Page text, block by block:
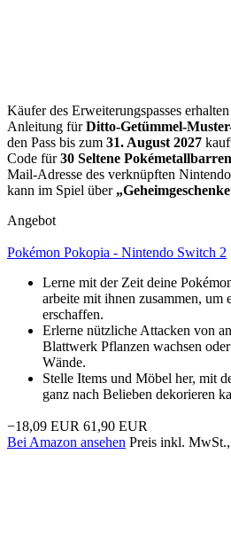
Käufer des Erweiterungspasses
Anleitung fürDitto-Getümmel-
den Pass bis zum 31. August 2027
Code für30 Seltene Pokémetallbarren
Mail-Adresse des verknüpften
kann im Spiel über
Angebot
Pokémon Pokopia - Nintendo Switch 2
Lerne mit der Zeit deine
arbeite mit ihnen zusammen, um
erschaffen.
Erlerne nützliche Attacken von
Blattwerk Pflanzen wachsen
Wände.
Stelle Items und Möbel her, mit
ganz nach Belieben dekorieren
−18,09 EUR 61,90 EUR
Bei Amazon ansehen Preis inkl.